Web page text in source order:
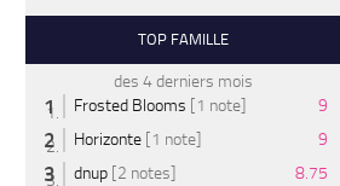
TOP FAMILLE
des 4 derniers mois
Frosted Blooms [1 note]
9
Horizonte [1 note]
9
dnup [2 notes]
8.75